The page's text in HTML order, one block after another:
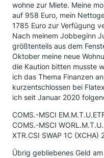
wohne zur Miete. Meine
auf 958 Euro, mein
1785 Euro zur Verfügung
Nach meinem Jobbeginn
größtenteils aus dem
Oktober meine neue
die Kaution bitten musste
ich das Thema Finanzen
kurzentschlossen bei
ich seit Januar 2020
COMS.-MSCI
COMS.-MSCI
XTR.CSI SWAP 1C
Übrig gebliebenes Geld